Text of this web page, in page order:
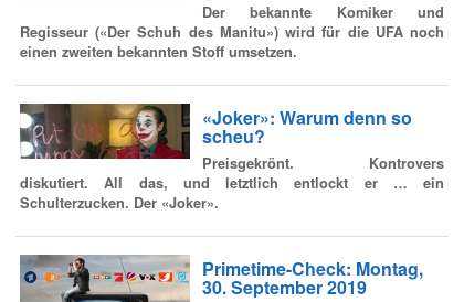
Der bekannte Komiker und
Regisseur («Der Schuh des Manitu») wird für die UFA noch
einen zweiten bekannten Stoff umsetzen.
«Joker»: Warum denn so
scheu?
Preisgekrönt. Kontrovers
diskutiert. All das, und letztlich entlockt er … ein
Schulterzucken. Der «Joker».
Primetime-Check: Montag,
30. September 2019